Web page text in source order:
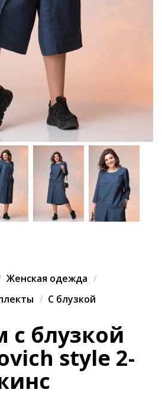
Женская одежда
С блузкой
с блузкой
style 2-